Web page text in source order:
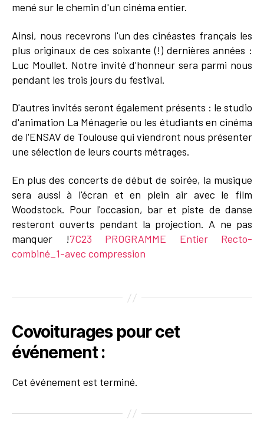
mené sur le chemin d'un cinéma entier.
Ainsi, nous recevrons l'un des cinéastes français les
plus originaux de ces soixante (!) dernières années :
Luc Moullet. Notre invité d'honneur sera parmi nous
pendant les trois jours du festival.
D'autres invités seront également présents : le studio
d'animation La Ménagerie ou les étudiants en cinéma
de l'ENSAV de Toulouse qui viendront nous présenter
une sélection de leurs courts métrages.
En plus des concerts de début de soirée, la musique
sera aussi à l'écran et en plein air avec le film
Woodstock. Pour l'occasion, bar et piste de danse
resteront ouverts pendant la projection. A ne pas
manquer !7C23 PROGRAMME Entier Recto-
combiné_1-avec compression
Covoiturages pour cet
événement :
Cet événement est terminé.